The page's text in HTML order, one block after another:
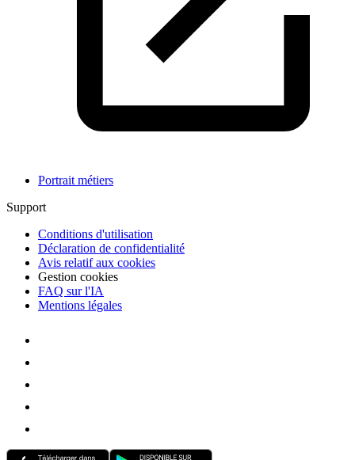
Portrait métiers
Support
Conditions d'utilisation
Déclaration de confidentialité
Avis relatif aux cookies
Gestion cookies
FAQ sur l'IA
Mentions légales